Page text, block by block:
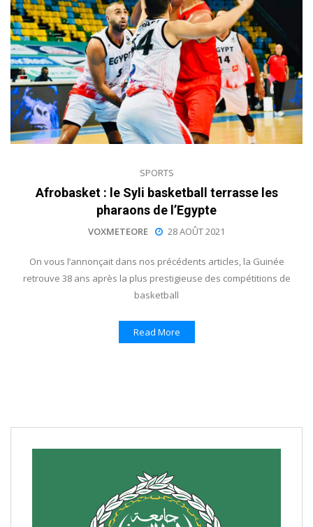
SPORTS
Afrobasket : le Syli basketball terrasse les
pharaons de l’Egypte
VOXMETEORE 28 AOÛT 2021
On vous l’annonçait dans nos précédents articles, la Guinée
retrouve 38 ans après la plus prestigieuse des compétitions de
basketball
Read More